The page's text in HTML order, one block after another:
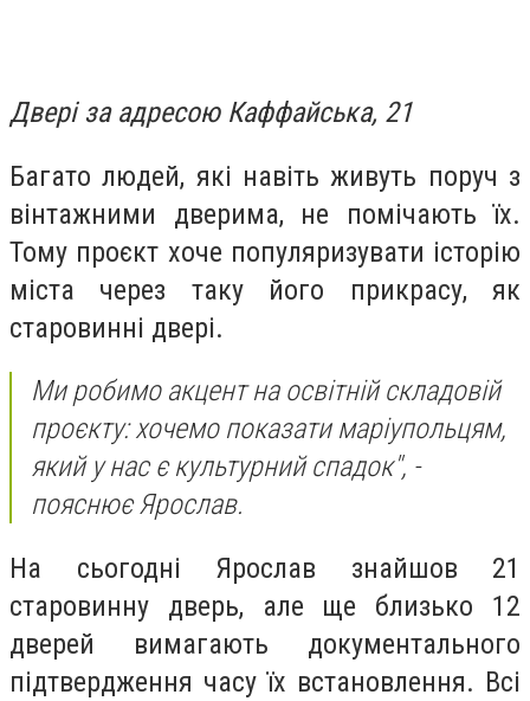
Двері за адресою Каффайська, 21
Багато людей, які навіть живуть поруч з
вінтажними дверима, не помічають їх.
Тому проєкт хоче популяризувати історію
міста через таку його прикрасу, як
старовинні двері.
Ми робимо акцент на освітній складовій
проєкту: хочемо показати маріупольцям,
який у нас є культурний спадок", -
пояснює Ярослав.
На сьогодні Ярослав знайшов 21
старовинну дверь, але ще близько 12
дверей вимагають документального
підтвердження часу їх встановлення. Всі